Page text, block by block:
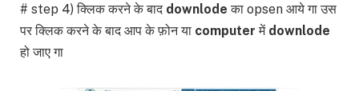
# step 4) क्लिक करने के बाद downlode का opsen आये गा उस
पर क्लिक करने के बाद आप के फ़ोन या computer मेंdownlode
हो जाए गा